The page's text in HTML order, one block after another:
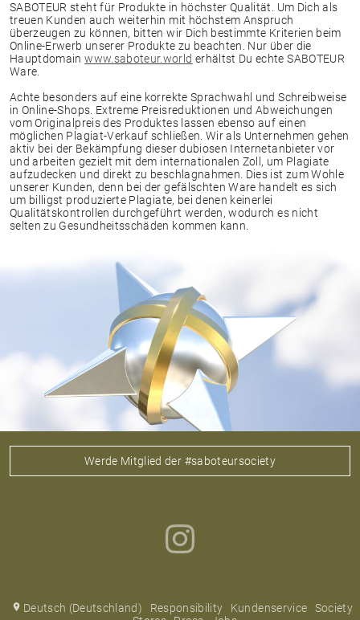
SABOTEUR steht für Produkte in höchster Qualität. Um Dich als
treuen Kunden auch weiterhin mit höchstem Anspruch
überzeugen zu können, bitten wir Dich bestimmte Kriterien beim
Online-Erwerb unserer Produkte zu beachten. Nur über die
Hauptdomainwww.saboteur.world erhältst Du echte SABOTEUR
Ware.
Achte besonders auf eine korrekte Sprachwahl und Schreibweise
in Online-Shops. Extreme Preisreduktionen und Abweichungen
vom Originalpreis des Produktes lassen ebenso auf einen
möglichen Plagiat-Verkauf schließen. Wir als Unternehmen gehen
aktiv bei der Bekämpfung dieser dubiosen Internetanbieter vor
und arbeiten gezielt mit dem internationalen Zoll, um Plagiate
aufzudecken und direkt zu beschlagnahmen. Dies ist zum Wohle
unserer Kunden, denn bei der gefälschten Ware handelt es sich
um billigst produzierte Plagiate, bei denen keinerlei
Qualitätskontrollen durchgeführt werden, wodurch es nicht
selten zu Gesundheitsschäden kommen kann.
Werde Mitglied der #saboteursociety
Deutsch (Deutschland) Responsibility Kundenservice
Society